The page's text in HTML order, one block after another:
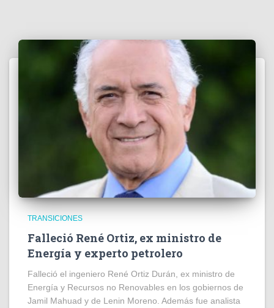
TRANSICIONES
Falleció René Ortiz, ex ministro de
Energía y experto petrolero
Falleció el ingeniero René Ortiz Durán, ex ministro de
Energía y Recursos no Renovables en los gobiernos de
Jamil Mahuad y de Lenin Moreno. Además fue analista